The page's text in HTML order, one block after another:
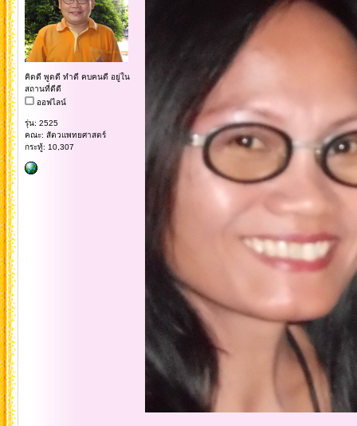
คิดดี พูดดี ทำดี คบคนดี อยู่ใน
สถานที่ดีดี
ออฟไลน์
รุ่น: 2525
คณะ: สัตวแพทยศาสตร์
กระทู้: 10,307